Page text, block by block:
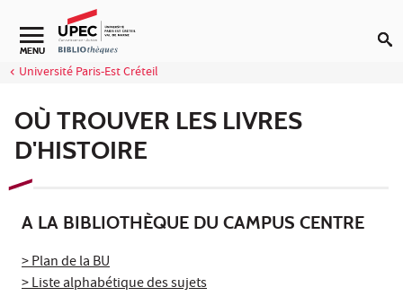
Aller au contenu
Navigation secondaire
MENU
Université Paris-Est Créteil
OÙ TROUVER LES LIVRES
D'HISTOIRE
A LA BIBLIOTHÈQUE DU CAMPUS CENTRE
> Plan de la BU
> Liste alphabétique des sujets